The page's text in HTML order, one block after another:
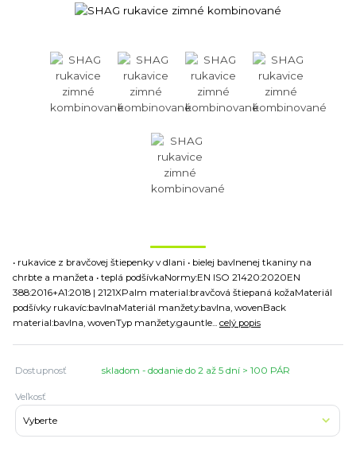
• rukavice z bravčovej štiepenky v dlani • bielej bavlnenej tkaniny na
chrbte a manžeta • teplá podšívkaNormy:EN ISO 21420:2020EN
388:2016+A1:2018 | 2121XPalm material:bravčová štiepaná kožaMateriál
podšívky rukavíc:bavlnaMateriál manžety:bavlna, wovenBack
material:bavlna, wovenTyp manžety:gauntle... celý popis
Dostupnosť skladom - dodanie do 2 až 5 dní > 100 PÁR
Veľkosť